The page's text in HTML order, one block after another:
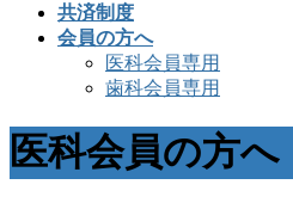
共済制度
会員の方へ
医科会員専用
歯科会員専用
医科会員の方へ